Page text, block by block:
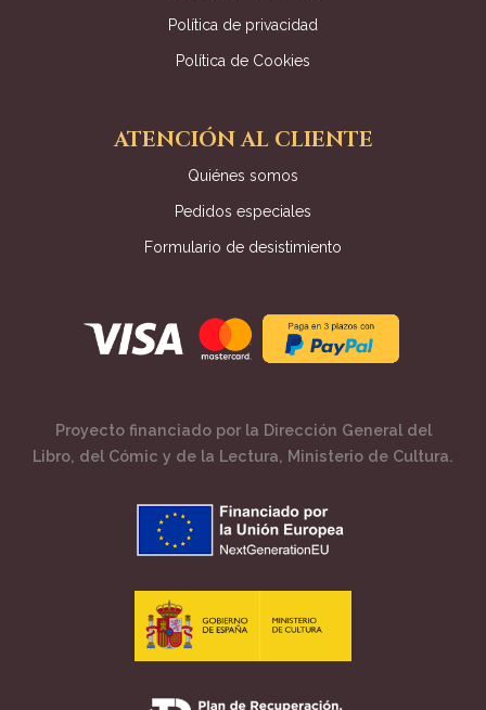
Política de privacidad
Política de Cookies
ATENCIÓN AL CLIENTE
Quiénes somos
Pedidos especiales
Formulario de desistimiento
Proyecto financiado por la Dirección General del
Libro, del Cómic y de la Lectura, Ministerio de Cultura.